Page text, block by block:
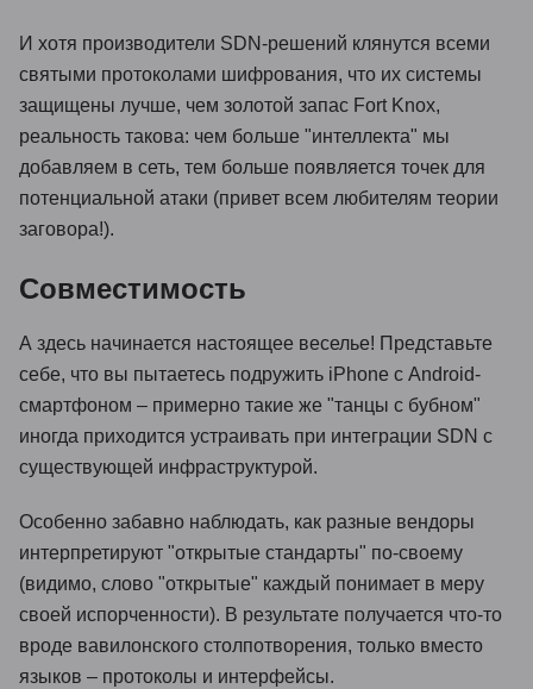
И хотя производители SDN-решений клянутся всеми
святыми протоколами шифрования, что их системы
защищены лучше, чем золотой запас Fort Knox,
реальность такова: чем больше "интеллекта" мы
добавляем в сеть, тем больше появляется точек для
потенциальной атаки (привет всем любителям теории
заговора!).
Совместимость
А здесь начинается настоящее веселье! Представьте
себе, что вы пытаетесь подружить iPhone с Android-
смартфоном – примерно такие же "танцы с бубном"
иногда приходится устраивать при интеграции SDN с
существующей инфраструктурой.
Особенно забавно наблюдать, как разные вендоры
интерпретируют "открытые стандарты" по-своему
(видимо, слово "открытые" каждый понимает в меру
своей испорченности). В результате получается что-то
вроде вавилонского столпотворения, только вместо
языков – протоколы и интерфейсы.